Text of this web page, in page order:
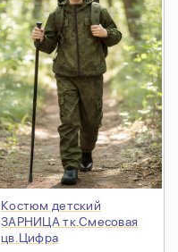
Костюм детский
ЗАРНИЦА тк.Смесовая
цв.Цифра